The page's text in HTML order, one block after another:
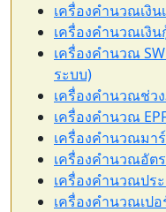
เครื่องคำนวณเงิน
เครื่องคำนวณเงิ
เครื่องคำนวณ
ระบบ)
เครื่องคำนวณช่ว
เครื่องคำนวณ
เครื่องคำนวณมา
เครื่องคำนวณอัต
เครื่องคำนวณปร
เครื่องคำนวณเป